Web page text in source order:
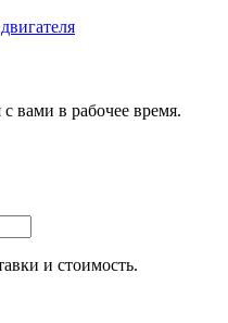
вами в рабочее время.
и стоимость.